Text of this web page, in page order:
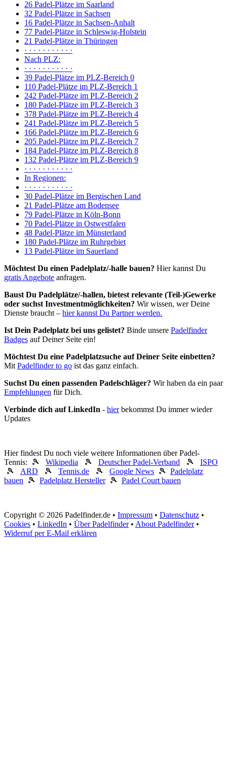
26 Padel-Plätze im Saarland
32 Padel-Plätze in Sachsen
16 Padel-Plätze in Sachsen-Anhalt
77 Padel-Plätze in Schleswig-Holstein
21 Padel-Plätze in Thüringen
· · · · · · · · · · ·
Nach PLZ:
· · · · · · · · · · ·
39 Padel-Plätze im PLZ-Bereich 0
110 Padel-Plätze im PLZ-Bereich 1
242 Padel-Plätze im PLZ-Bereich 2
180 Padel-Plätze im PLZ-Bereich 3
378 Padel-Plätze im PLZ-Bereich 4
241 Padel-Plätze im PLZ-Bereich 5
166 Padel-Plätze im PLZ-Bereich 6
205 Padel-Plätze im PLZ-Bereich 7
184 Padel-Plätze im PLZ-Bereich 8
132 Padel-Plätze im PLZ-Bereich 9
· · · · · · · · · · ·
In Regionen:
· · · · · · · · · · ·
30 Padel-Plätze im Bergischen Land
21 Padel-Plätze am Bodensee
79 Padel-Plätze in Köln-Bonn
70 Padel-Plätze in Ostwestfalen
48 Padel-Plätze im Münsterland
180 Padel-Plätze im Ruhrgebiet
13 Padel-Plätze im Sauerland
Möchtest Du einen Padelplatz/-halle bauen? Hier kannst Du
gratis Angebote anfragen.
Baust Du Padel­plätze/-hallen, bietest relevante (Teil-)Gewerke
oder suchst In­vest­ment­möglich­keiten? Wir wissen, wer Deine
Dienste braucht – hier kannst Du Partner werden.
Ist Dein Padelplatz bei uns gelistet? Binde unsere Padelfinder
Badges auf Deiner Seite ein!
Möchtest Du eine Padelplatzsuche auf Deiner Seite einbetten?
MitPadelfinder to go ist das ganz einfach.
Suchst Du einen passenden Padelschläger? Wir haben da ein paar
Empfehlungen für Dich.
Verbinde dich auf LinkedIn - hierbekommst Du immer wieder
Updates
Hier findest Du noch viele weitere Informationen über Padel-
Tennis: 🎾 Wikipedia 🎾 Deutscher Padel-Verband 🎾 ISPO
🎾 ARD 🎾 Tennis.de 🎾 Google News 🎾 Padelplatz
bauen 🎾 Padelplatz Hersteller🎾 Padel Court bauen
Copyright © 2026 Padelfinder.de • Impressum • Datenschutz •
Cookies • LinkedIn • Über Padelfinder• About Padelfinder•
Widerruf per E-Mail erklären